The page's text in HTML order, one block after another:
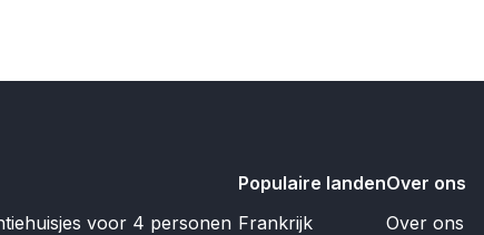
voor 4 personen
Populaire landen
Frankrijk
Over ons
Over ons